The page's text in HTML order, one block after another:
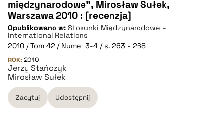
CZYSTY TEKST
pobierz cytat
BIBTEX
pobierz cytat
międzynarodowe", Mirosław Sułek,
Warszawa 2010 : [recenzja]
Opublikowano w: Stosunki Międzynarodowe –
International Relations
2010 / Tom 42 / Numer 3-4 / s. 263 - 268
ROK: 2010
Jerzy Stańczyk
Mirosław Sułek
Zacytuj Udostępnij